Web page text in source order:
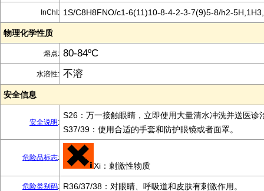
InChI: 1S/C8H8FNO/c1-6(11)10-8-4-2-3-7(9)5-8/h2-
物理化学性质
熔点: 80-84ºC
水溶性: 不溶
安全信息
安全说明 :
S26：万一接触眼睛，立即使用大量清水冲洗并送医诊
S37/39：使用合适的手套和防护眼镜或者面罩。
危险品标志:
Xi：刺激性物质
危险类别码: R36/37/38：对眼睛、呼吸道和皮肤有刺激作用。